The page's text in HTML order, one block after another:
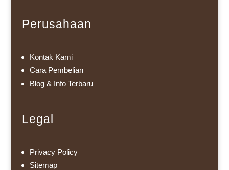
Perusahaan
Kontak Kami
Cara Pembelian
Blog & Info Terbaru
Legal
Privacy Policy
Sitemap